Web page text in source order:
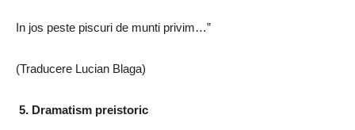
In jos peste piscuri de munti privim…”
(Traducere Lucian Blaga)
5. Dramatism preistoric